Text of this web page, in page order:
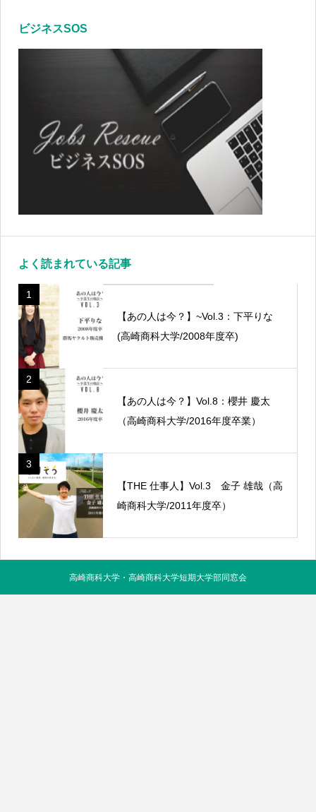
ビジネスSOS
よく読まれている記事
1
【あの人は今？】~Vol.3：下平りな
(高崎商科大学/2008年度卒)
2
【あの人は今？】Vol.8：櫻井 慶太
（高崎商科大学/2016年度卒業）
3
【THE 仕事人】Vol.3 金子 雄哉（高
崎商科大学/2011年度卒）
高崎商科大学・高崎商科大学短期大学部同窓会